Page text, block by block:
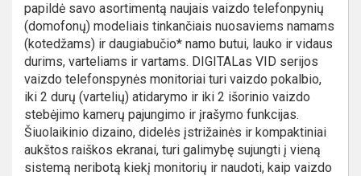
papildė savo asortimentą naujais vaizdo telefonpynių
(domofonų) modeliais tinkančiais nuosaviems namams
(kotedžams) ir daugiabučio* namo butui, lauko ir vidaus
durims, varteliams ir vartams. DIGITALas VID serijos
vaizdo telefonspynės monitoriai turi vaizdo pokalbio,
iki 2 durų (vartelių) atidarymo ir iki 2 išorinio vaizdo
stebėjimo kamerų pajungimo ir įrašymo funkcijas.
Šiuolaikinio dizaino, didelės įstrižainės ir kompaktiniai
aukštos raiškos ekranai, turi galimybę sujungti į vieną
sistemą neribotą kiekį monitorių ir naudoti, kaip vaizdo